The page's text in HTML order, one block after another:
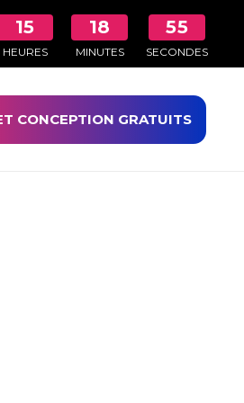
15
HEURES
18
MINUTES
55
SECONDES
CONCEPTION GRATUITS